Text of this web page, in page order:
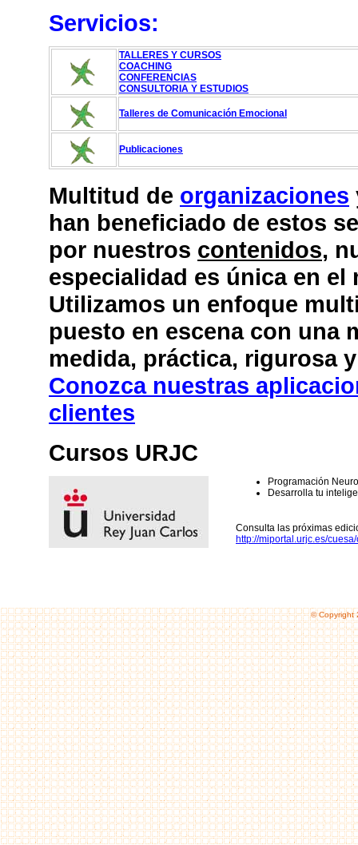
Servicios:
TALLERES Y CURSOS
COACHING
CONFERENCIAS
CONSULTORIA Y ESTUDIOS
Talleres de Comunicación Emocional
Publicaciones
Multitud de organizaciones
han beneficiado de estos
por nuestros contenidos,
especialidad es única en el
Utilizamos un enfoque
puesto en escena con una
medida, práctica, rigurosa
Conozca nuestras
clientes
Cursos URJC
Programación
Desarrolla tu
Consulta las próximas
http://miportal.urjc.es/
© Copyright